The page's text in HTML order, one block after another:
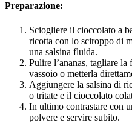
Preparazione:
Sciogliere il cioccolato a
ricotta con lo sciroppo di
una salsina fluida.
Pulire l’ananas, tagliare
vassoio o metterla
Aggiungere la salsina di
o tritate e il cioccolato
In ultimo contrastare con
polvere e servire subito.